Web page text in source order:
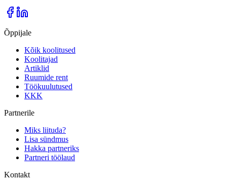
Õppijale
Kõik koolitused
Koolitajad
Artiklid
Ruumide rent
Töökuulutused
KKK
Partnerile
Miks liituda?
Lisa sündmus
Hakka partneriks
Partneri töölaud
Kontakt